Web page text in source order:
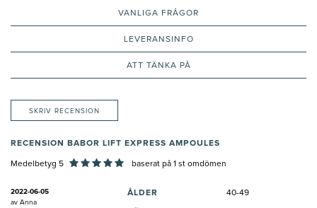
VANLIGA FRÅGOR
LEVERANSINFO
ATT TÄNKA PÅ
SKRIV RECENSION
RECENSION BABOR LIFT EXPRESS AMPOULES
Medelbetyg 5 baserat på 1 st omdömen
2022-06-05
av Anna
ÅLDER 40-49